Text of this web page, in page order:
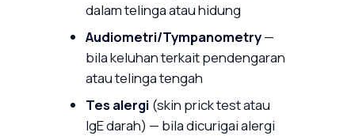
dalam telinga atau hidung
Audiometri/Tympanometry—
bila keluhan terkait pendengaran
atau telinga tengah
Tes alergi (skin prick test atau
IgE darah) — bila dicurigai alergi